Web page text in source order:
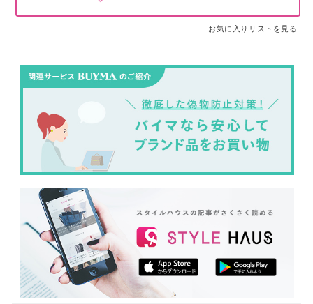
お気に入りリストを見る